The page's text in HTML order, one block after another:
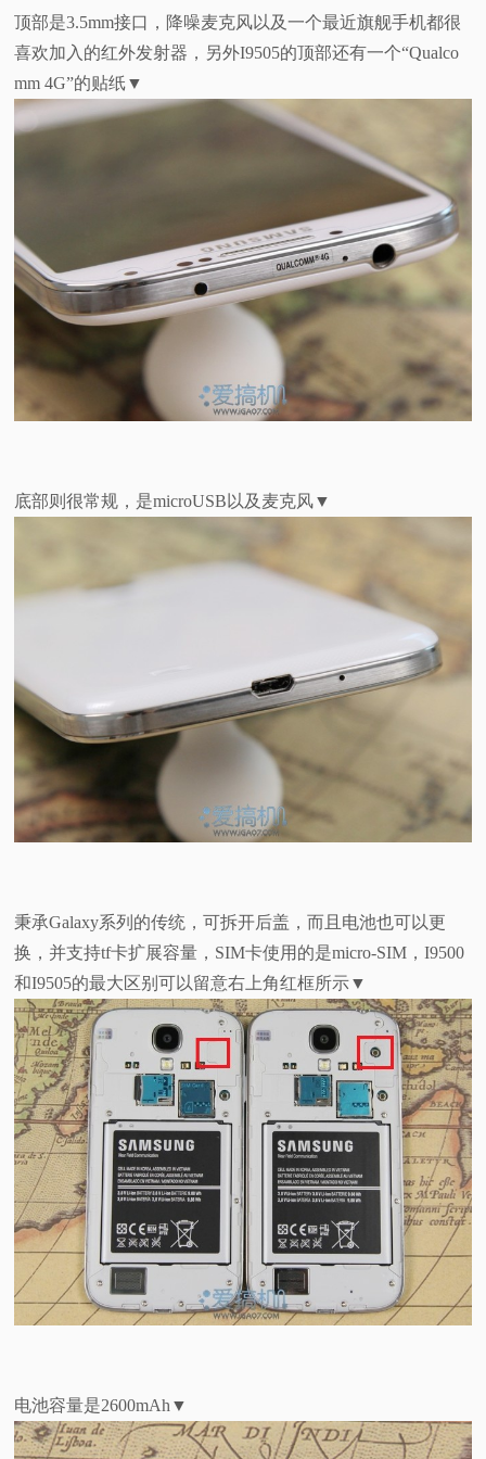
顶部是3.5mm接口，降噪麦克风以及一个最近旗舰手机都很
喜欢加入的红外发射器，另外I9505的顶部还有一个“Qualco
mm 4G”的贴纸▼
底部则很常规，是microUSB以及麦克风▼
秉承Galaxy系列的传统，可拆开后盖，而且电池也可以更
换，并支持tf卡扩展容量，SIM卡使用的是micro-SIM，I9500
和I9505的最大区别可以留意右上角红框所示▼
电池容量是2600mAh▼